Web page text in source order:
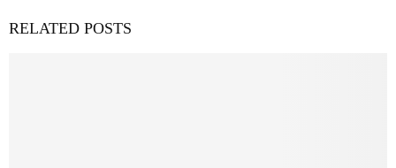
RELATED POSTS